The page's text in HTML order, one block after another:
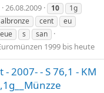
26.08.2009 10
1g
albronze cent
eu
s san
1999 bis heute
2007- - S 76,1 - KM